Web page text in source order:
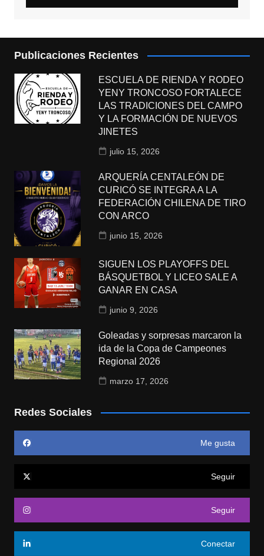
Publicaciones Recientes
ESCUELA DE RIENDA Y RODEO
YENY TRONCOSO FORTALECE
LAS TRADICIONES DEL CAMPO
Y LA FORMACIÓN DE NUEVOS
JINETES
julio 15, 2026
ARQUERÍA CENTALEÓN DE
CURICÓ SE INTEGRA A LA
FEDERACIÓN CHILENA DE TIRO
CON ARCO
junio 15, 2026
SIGUEN LOS PLAYOFFS DEL
BÁSQUETBOL Y LICEO SALE A
GANAR EN CASA
junio 9, 2026
Goleadas y sorpresas marcaron la
ida de la Copa de Campeones
Regional 2026
marzo 17, 2026
Redes Sociales
Me gusta
Seguir
Seguir
Conectar